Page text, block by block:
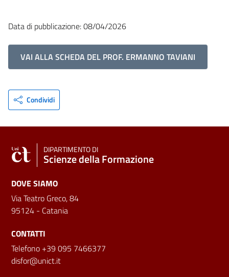
Data di pubblicazione: 08/04/2026
VAI ALLA SCHEDA DEL PROF. ERMANNO TAVIANI
Condividi
DIPARTIMENTO DI
Scienze della Formazione
DOVE SIAMO
Via Teatro Greco, 84
95124 - Catania
CONTATTI
Telefono +39 095 7466377
disfor@unict.it